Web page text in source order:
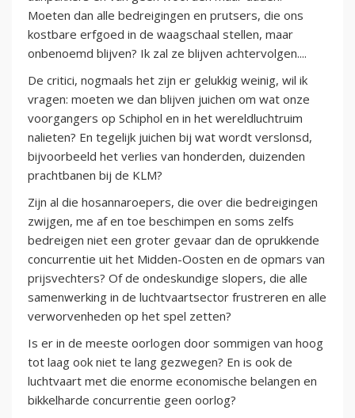
Moeten dan alle bedreigingen en prutsers, die ons
kostbare erfgoed in de waagschaal stellen, maar
onbenoemd blijven? Ik zal ze blijven achtervolgen....
De critici, nogmaals het zijn er gelukkig weinig, wil ik
vragen: moeten we dan blijven juichen om wat onze
voorgangers op Schiphol en in het wereldluchtruim
nalieten? En tegelijk juichen bij wat wordt verslonsd,
bijvoorbeeld het verlies van honderden, duizenden
prachtbanen bij de KLM?
Zijn al die hosannaroepers, die over die bedreigingen
zwijgen, me af en toe beschimpen en soms zelfs
bedreigen niet een groter gevaar dan de oprukkende
concurrentie uit het Midden-Oosten en de opmars van
prijsvechters? Of de ondeskundige slopers, die alle
samenwerking in de luchtvaartsector frustreren en alle
verworvenheden op het spel zetten?
Is er in de meeste oorlogen door sommigen van hoog
tot laag ook niet te lang gezwegen? En is ook de
luchtvaart met die enorme economische belangen en
bikkelharde concurrentie geen oorlog?